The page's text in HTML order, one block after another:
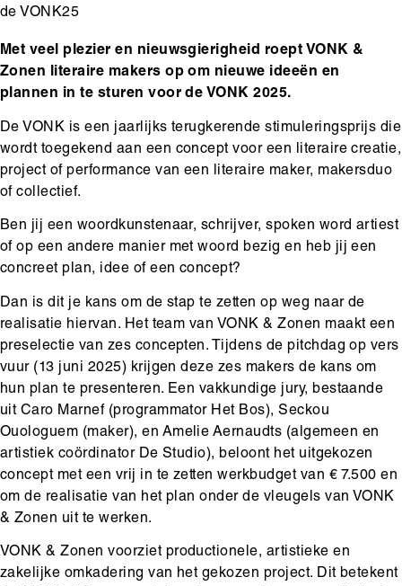
de VONK25
Body
Met veel plezier en nieuwsgierigheid roept VONK &
Zonen literaire makers op om nieuwe ideeën en
plannen in te sturen voor de VONK 2025.
De VONK is een jaarlijks terugkerende stimuleringsprijs die
wordt toegekend aan een concept voor een literaire creatie,
project of performance van een literaire maker, makersduo
of collectief.
Ben jij een woordkunstenaar, schrijver, spoken word artiest
of op een andere manier met woord bezig en heb jij een
concreet plan, idee of een concept?
Dan is dit je kans om de stap te zetten op weg naar de
realisatie hiervan. Het team van VONK & Zonen maakt een
preselectie van zes concepten. Tijdens de pitchdag op vers
vuur (13 juni 2025) krijgen deze zes makers de kans om
hun plan te presenteren. Een vakkundige jury, bestaande
uit Caro Marnef (programmator Het Bos), Seckou
Ouologuem (maker), en Amelie Aernaudts (algemeen en
artistiek coördinator De Studio), beloont het uitgekozen
concept met een vrij in te zetten werkbudget van € 7.500 en
om de realisatie van het plan onder de vleugels van VONK
& Zonen uit te werken.
VONK & Zonen voorziet productionele, artistieke en
zakelijke omkadering van het gekozen project. Dit betekent